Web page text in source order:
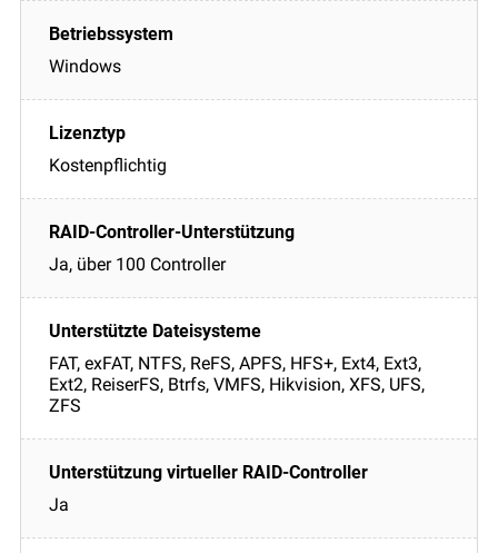
Windows
Kostenpflichtig
Ja, über 100 Controller
FAT, exFAT, NTFS, ReFS, APFS, HFS+, Ext4, Ext3,
Ext2, ReiserFS, Btrfs, VMFS, Hikvision, XFS, UFS,
ZFS
Ja